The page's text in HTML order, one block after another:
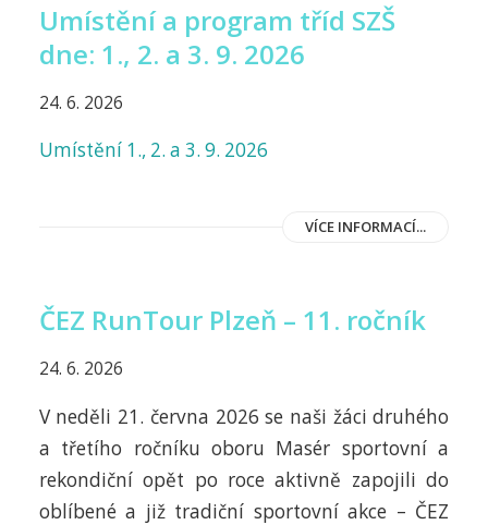
Umístění a program tříd SZŠ
dne: 1., 2. a 3. 9. 2026
24. 6. 2026
Umístění 1., 2. a 3. 9. 2026
VÍCE INFORMACÍ...
ČEZ RunTour Plzeň – 11. ročník
24. 6. 2026
V neděli 21. června 2026 se naši žáci druhého
a třetího ročníku oboru Masér sportovní a
rekondiční opět po roce aktivně zapojili do
oblíbené a již tradiční sportovní akce – ČEZ